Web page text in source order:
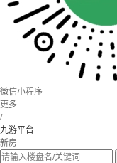
微信小程序
更多
/
九游平台
新房